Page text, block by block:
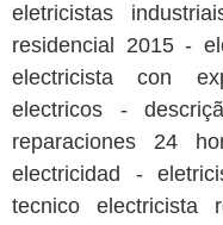
eletricistas
residencial 2015 -
electricista con
electricos -
reparaciones 24
electricidad -
tecnico electricista